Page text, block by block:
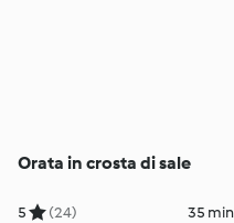
Orata in crosta di sale
5 (24) 35 min